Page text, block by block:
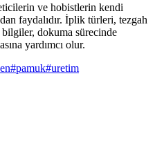
ve hobistlerin kendi
faydalıdır. İplik türleri, tezgah
dokuma sürecinde
yardımcı olur.
#pamuk#uretim